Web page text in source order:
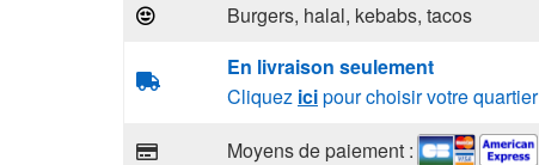
Burgers, halal, kebabs, tacos
En livraison seulement
Cliquez icipour choisir votre quartier
Moyens de paiement :